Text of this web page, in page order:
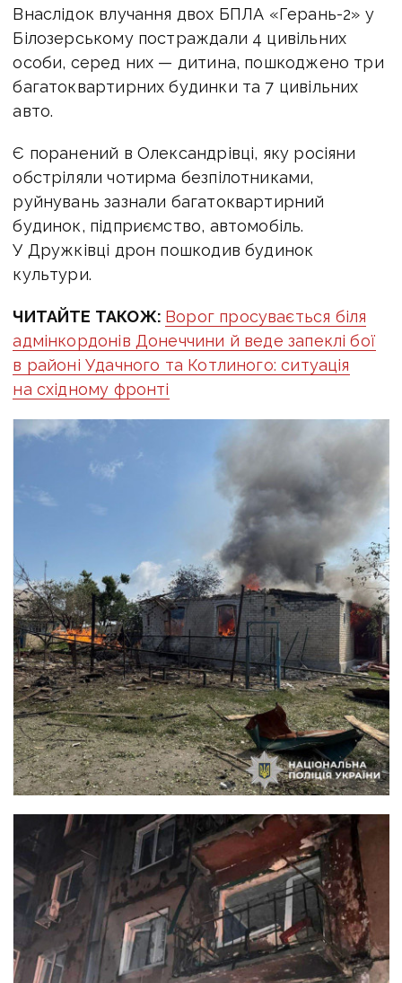
Внаслідок влучання двох БПЛА «Герань-2» у
Білозерському постраждали 4 цивільних
особи, серед них — дитина, пошкоджено три
багатоквартирних будинки та 7 цивільних
авто.
Є поранений в Олександрівці, яку росіяни
обстріляли чотирма безпілотниками,
руйнувань зазнали багатоквартирний
будинок, підприємство, автомобіль.
У Дружківці дрон пошкодив будинок
культури.
ЧИТАЙТЕ ТАКОЖ: Ворог просувається біля
адмінкордонів Донеччини й веде запеклі бої
в районі Удачного та Котлиного: ситуація
на східному фронті